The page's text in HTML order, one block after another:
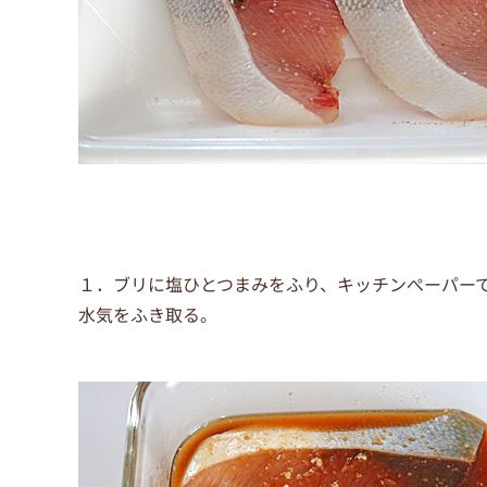
１．ブリに塩ひとつまみをふり、キッチンぺーパー
水気をふき取る。